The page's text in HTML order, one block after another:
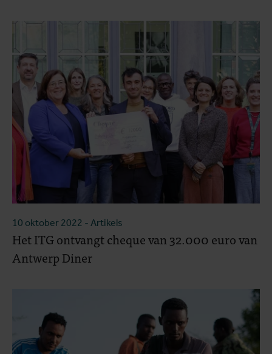
10 oktober 2022 - Artikels
Het ITG ontvangt cheque van 32.000 euro van
Antwerp Diner